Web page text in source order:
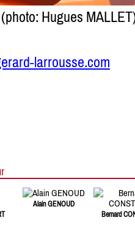
(photo: Hugues
larrousse.com
Alain GENOUD
Bernard